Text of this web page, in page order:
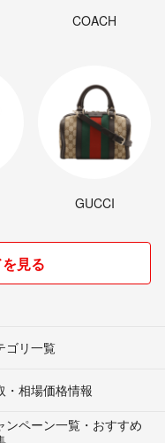
COACH
GUCCI
見る
ゴリ一覧
・相場価格情報
ンペーン一覧・おすすめ